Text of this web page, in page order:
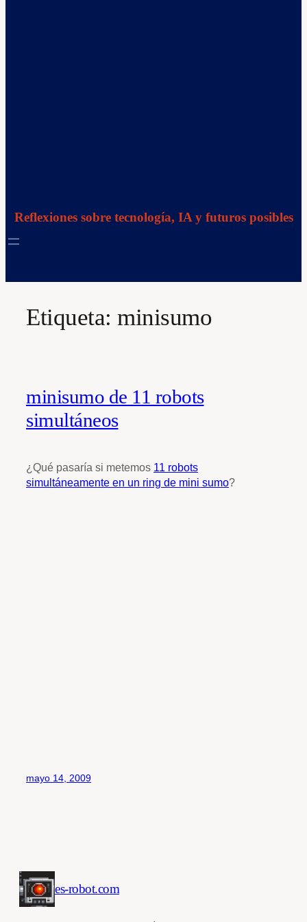
Reflexiones sobre tecnología, IA y futuros posibles
Etiqueta: minisumo
minisumo de 11 robots
simultáneos
¿Qué pasaría si metemos 11 robots
simultáneamente en un ring de mini sumo?
mayo 14, 2009
es-robot.com